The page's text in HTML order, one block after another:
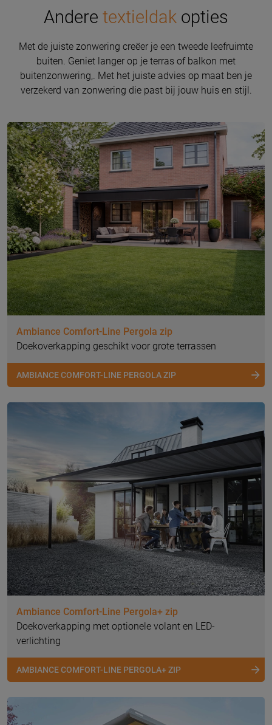
Andere textieldak opties
Met de juiste zonwering creëer je een tweede leefruimte
buiten. Geniet langer op je terras of balkon met
buitenzonwering,. Met het juiste advies op maat ben je
verzekerd van zonwering die past bij jouw huis en stijl.
Ambiance Comfort-Line Pergola zip
Doekoverkapping geschikt voor grote terrassen
AMBIANCE COMFORT-LINE PERGOLA ZIP
Ambiance Comfort-Line Pergola+ zip
Doekoverkapping met optionele volant en LED-
verlichting
AMBIANCE COMFORT-LINE PERGOLA+ ZIP